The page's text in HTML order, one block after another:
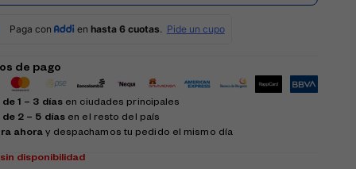
de pago
1 – 3 días en ciudades principales
2 – 5 días en el resto del país
ahora y despachamos tu pedido el mismo día
sin disponibilidad